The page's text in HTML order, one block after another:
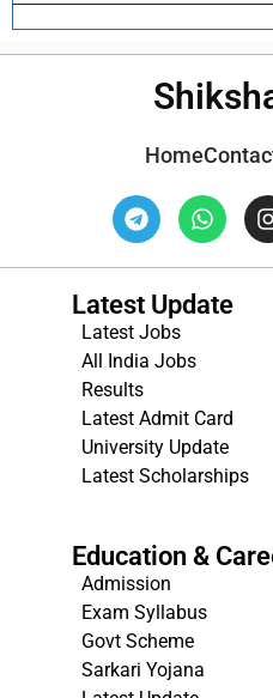
Home
Latest Update
Latest Jobs
All India Jobs
Results
Latest Admit Card
University Update
Latest Scholarships
Education &
Admission
Exam Syllabus
Govt Scheme
Sarkari Yojana